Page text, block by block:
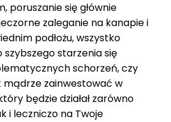
poruszanie się głównie
zaleganie na kanapie i
podłożu, wszystko
szybszego starzenia się
schorzeń, czy
mądrze zainwestować w
będzie działał zarówno
i leczniczo na Twoje